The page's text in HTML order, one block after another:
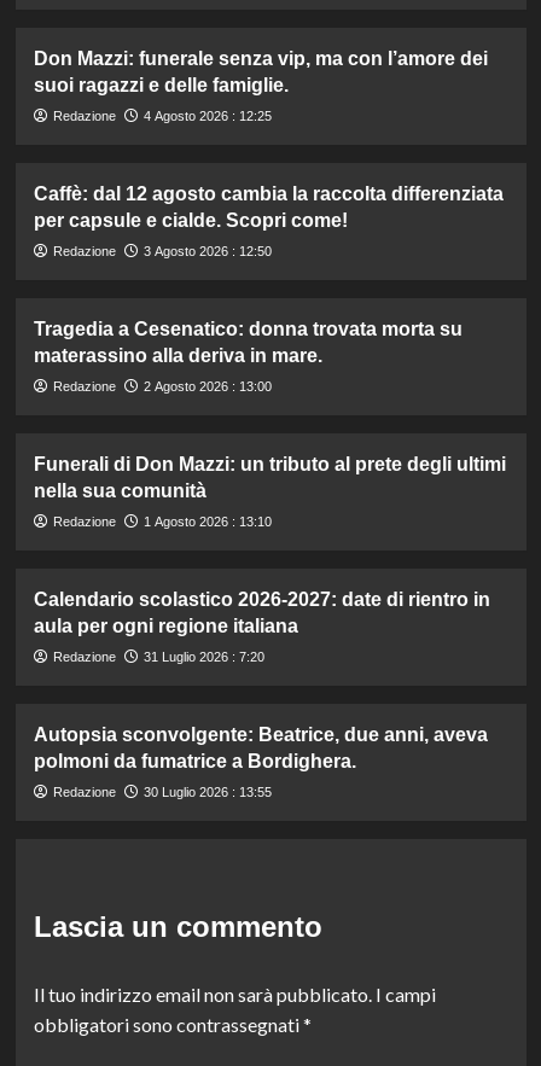
Don Mazzi: funerale senza vip, ma con l’amore dei
suoi ragazzi e delle famiglie.
Redazione 4 Agosto 2026 : 12:25
Caffè: dal 12 agosto cambia la raccolta differenziata
per capsule e cialde. Scopri come!
Redazione 3 Agosto 2026 : 12:50
Tragedia a Cesenatico: donna trovata morta su
materassino alla deriva in mare.
Redazione 2 Agosto 2026 : 13:00
Funerali di Don Mazzi: un tributo al prete degli ultimi
nella sua comunità
Redazione 1 Agosto 2026 : 13:10
Calendario scolastico 2026-2027: date di rientro in
aula per ogni regione italiana
Redazione 31 Luglio 2026 : 7:20
Autopsia sconvolgente: Beatrice, due anni, aveva
polmoni da fumatrice a Bordighera.
Redazione 30 Luglio 2026 : 13:55
Lascia un commento
Il tuo indirizzo email non sarà pubblicato. I campi
obbligatori sono contrassegnati*